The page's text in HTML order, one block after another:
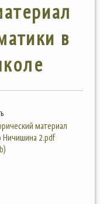
в
материал
Ничишина 2.pdf